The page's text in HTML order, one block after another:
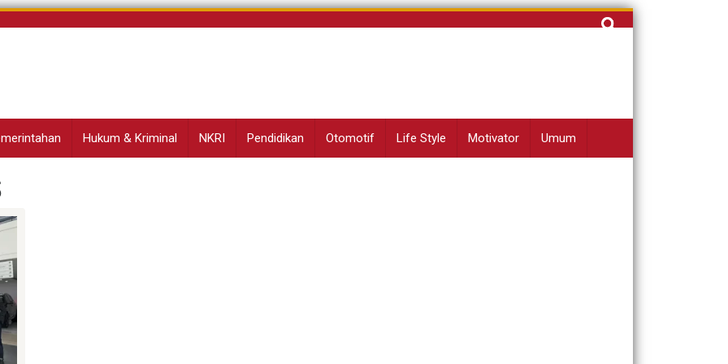
Cari
Hukum & Kriminal NKRI Pendidikan Otomotif Life Style Motivator Umum